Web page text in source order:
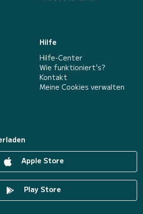
Hilfe
Hilfe-Center
Wie funktioniert's?
Kontakt
Meine Cookies verwalten
Apple Store
Play Store